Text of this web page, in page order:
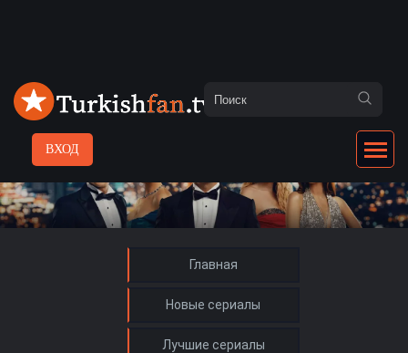
ВХОД
Главная
Новые сериалы
Лучшие сериалы